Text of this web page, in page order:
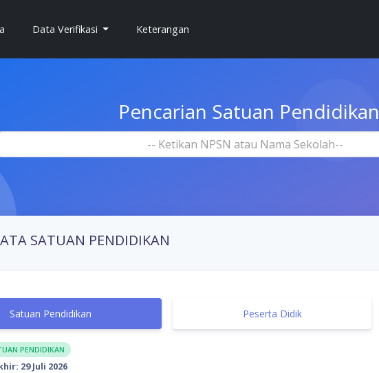
(current)Data Verifikasi Keterangan
Pencarian Satuan Pendidikan
-- Ketikan NPSN atau Nama Sekolah--
SATUAN PENDIDIKAN
Satuan Pendidikan Peserta Didik
PENDIDIKAN
29 Juli 2026